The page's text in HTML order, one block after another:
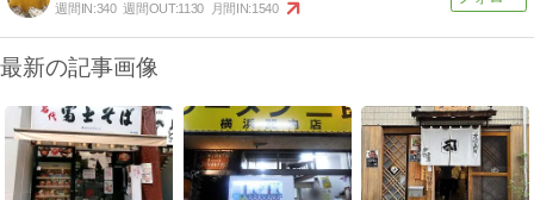
週間IN:340 週間OUT:1130 月間IN:1540
最新の記事画像